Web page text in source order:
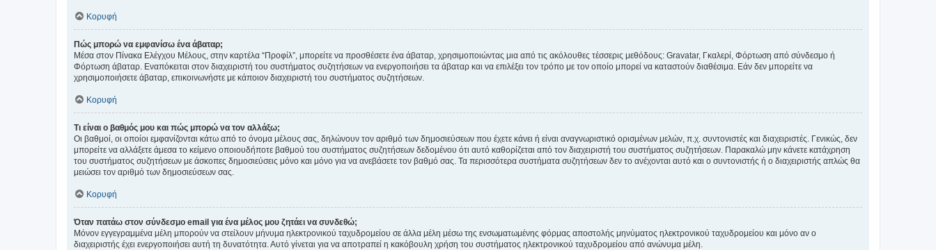
Κορυφή
Πώς μπορώ να εμφανίσω ένα άβαταρ;
Μέσα στον Πίνακα Ελέγχου Μέλους, στην καρτέλα “Προφίλ”, μπορείτε να προσθέσετε ένα άβαταρ, χρησιμοποιώντας μια από τις ακόλουθες τέσσερις μεθόδους: Gravatar, Γκαλερί, Φόρτωση από σύνδεσμο ή
Φόρτωση άβαταρ. Εναπόκειται στον διαχειριστή του συστήματος συζητήσεων να ενεργοποιήσει τα άβαταρ και να επιλέξει τον τρόπο με τον οποίο μπορεί να καταστούν διαθέσιμα. Εάν δεν μπορείτε να
χρησιμοποιήσετε άβαταρ, επικοινωνήστε με κάποιον διαχειριστή του συστήματος συζητήσεων.
Κορυφή
Τι είναι ο βαθμός μου και πώς μπορώ να τον αλλάξω;
Οι βαθμοί, οι οποίοι εμφανίζονται κάτω από το όνομα μέλους σας, δηλώνουν τον αριθμό των δημοσιεύσεων που έχετε κάνει ή είναι αναγνωριστικό ορισμένων μελών, π.χ. συντονιστές και διαχειριστές. Γενικώς, δεν
μπορείτε να αλλάξετε άμεσα το κείμενο οποιουδήποτε βαθμού του συστήματος συζητήσεων δεδομένου ότι αυτό καθορίζεται από τον διαχειριστή του συστήματος συζητήσεων. Παρακαλώ μην κάνετε κατάχρηση
του συστήματος συζητήσεων με άσκοπες δημοσιεύσεις μόνο και μόνο για να ανεβάσετε τον βαθμό σας. Τα περισσότερα συστήματα συζητήσεων δεν το ανέχονται αυτό και ο συντονιστής ή ο διαχειριστής απλώς θα
μειώσει τον αριθμό των δημοσιεύσεων σας.
Κορυφή
Όταν πατάω στον σύνδεσμο email για ένα μέλος μου ζητάει να συνδεθώ;
Μόνον εγγεγραμμένα μέλη μπορούν να στείλουν μήνυμα ηλεκτρονικού ταχυδρομείου σε άλλα μέλη μέσω της ενσωματωμένης φόρμας αποστολής μηνύματος ηλεκτρονικού ταχυδρομείου και μόνο αν ο
διαχειριστής έχει ενεργοποιήσει αυτή τη δυνατότητα. Αυτό γίνεται για να αποτραπεί η κακόβουλη χρήση του συστήματος ηλεκτρονικού ταχυδρομείου από ανώνυμα μέλη.